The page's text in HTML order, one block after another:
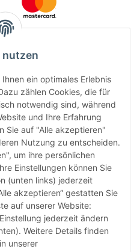
nutzen
ein optimales Erlebnis
zählen Cookies, die für
notwendig sind, während
und Ihre Erfahrung
Sie auf "Alle akzeptieren"
Nutzung zu entscheiden.
um ihre persönlichen
Einstellungen können Sie
(unten links) jederzeit
akzeptieren“ gestatten Sie
auf unserer Website:
jederzeit ändern
Weitere Details finden
unserer